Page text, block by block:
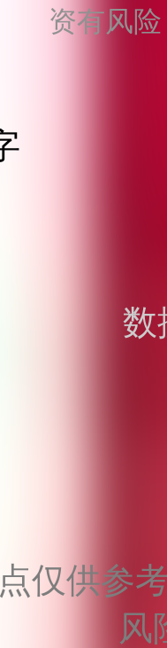
资有风
数
仅供参
风